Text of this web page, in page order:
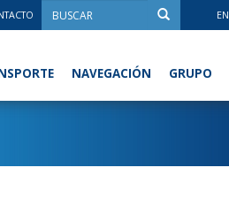
NAVEGACIÓN GRUPO